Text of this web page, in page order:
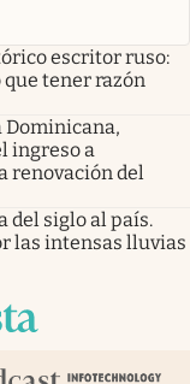
escritor ruso:
que tener razón
Dominicana,
ingreso a
renovación del
del siglo al país.
las intensas lluvias
pestañapestaña
en nueva pestaña
en nueva pestaña